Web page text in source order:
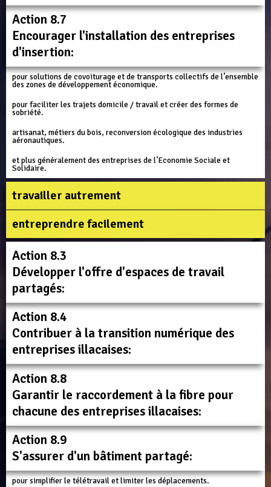
Action 8.7
Encourager l'installation des entreprises
d'insertion:
pour solutions de covoiturage et de transports collectifs de l’ensemble
des zones de développement économique.
pour faciliter les trajets domicile / travail et créer des formes de
sobriété.
artisanat, métiers du bois, reconversion écologique des industries
aéronautiques.
et plus généralement des entreprises de l’Economie Sociale et
Solidaire.
travailler autrement​
entreprendre facilement​
Action 8.3
Développer l'offre d'espaces de travail
partagés:
Action 8.4
Contribuer à la transition numérique des
entreprises illacaises:
Action 8.8
Garantir le raccordement à la fibre pour
chacune des entreprises illacaises:
Action 8.9
S'assurer d'un bâtiment partagé:
pour simplifier le télétravail et limiter les déplacements.